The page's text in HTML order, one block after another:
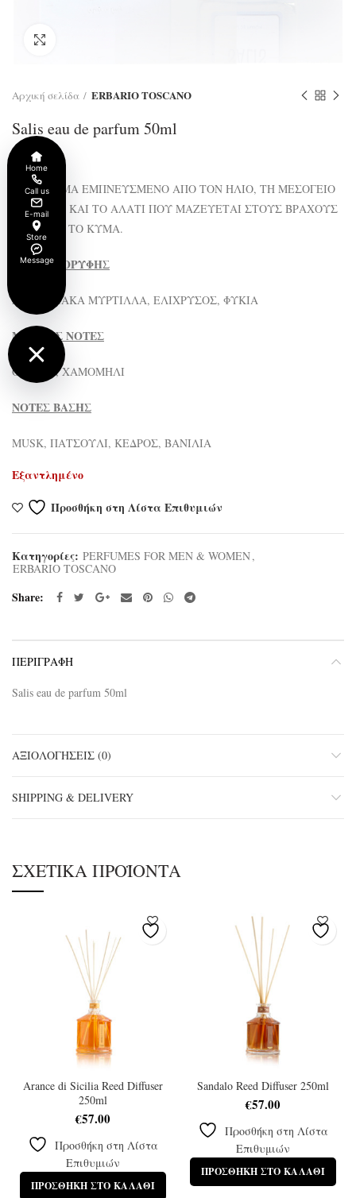
Αρχική σελίδα ERBARIO TOSCANO
Salis eau de parfum 50ml
64.00
ENA ΑΡΩΜΑ ΕΜΠΝΕΥΣΜΕΝΟ ΑΠΟ ΤΟΝ ΗΛΙΟ, ΤΗ ΜΕΣΟΓΕΙΟ
ΘΑΛΑΣΣΑ ΚΑΙ ΤΟ ΑΛΑΤΙ ΠΟΥ ΜΑΖΕΥΕΤΑΙ ΣΤΟΥΣ ΒΡΑΧΟΥΣ
ΚΥΜΑ ΜΕ ΤΟ ΚΥΜΑ.
ΝΟΤΕΣ ΚΟΡΥΦΗΣ
ΜΕΣΟΓΕΙΑΚΑ ΜΥΡΤΙΛΛΑ, ΕΛΙΧΡΥΣΟΣ, ΦΥΚΙΑ
ΜΕΣΑΙΕΣ ΝΟΤΕΣ
ΘΥΜΑΡΙ, ΧΑΜΟΜΗΛΙ
ΝΟΤΕΣ ΒΑΣΗΣ
ΜUSK, ΠΑΤΣΟΥΛΙ, ΚΕΔΡΟΣ, ΒΑΝΙΛΙΑ
Εξαντλημένο
Προσθήκη στη Λίστα Επιθυμιών
Κατηγορίες: PERFUMES FOR MEN & WOMEN,
ERBARIO TOSCANO
Share
ΠΕΡΙΓΡΑΦΉ
Salis eau de parfum 50ml
ΑΞΙΟΛΟΓΉΣΕΙΣ (0)
SHIPPING & DELIVERY
ΣΧΕΤΙΚΆ ΠΡΟΪΌΝΤΑ
Arance di Sicilia Reed Diffuser
250ml
€57.00
Προσθήκη στη Λίστα
Επιθυμιών
ΠΡΟΣΘΉΚΗ ΣΤΟ ΚΑΛΆΘΙ
Sandalo Reed Diffuser 250ml
€57.00
Προσθήκη στη Λίστα
Επιθυμιών
ΠΡΟΣΘΉΚΗ ΣΤΟ ΚΑΛΆΘΙ
Home
Call us
E-mail
Store
Message